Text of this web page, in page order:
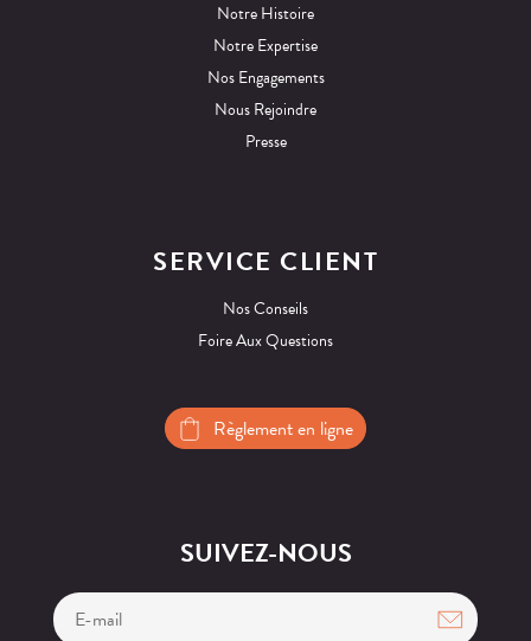
Notre Histoire
Notre Expertise
Nos Engagements
Nous Rejoindre
Presse
SERVICE CLIENT
Nos Conseils
Foire Aux Questions
Règlement en ligne
SUIVEZ-NOUS